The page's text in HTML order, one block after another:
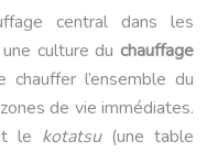
central dans les
culture du chauffage
l’ensemble du
de vie immédiates.
le kotatsu(une table